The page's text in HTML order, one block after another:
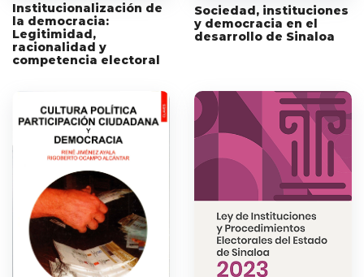
Institucionalización de
la democracia:
Legitimidad,
racionalidad y
competencia electoral
Sociedad, instituciones
y democracia en el
desarrollo de Sinaloa